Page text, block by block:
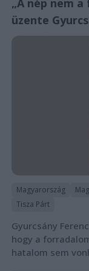
„A nép nem
üzente
Magyarország
Tisza Párt
Gyurcsány
hogy a
hatalom sem